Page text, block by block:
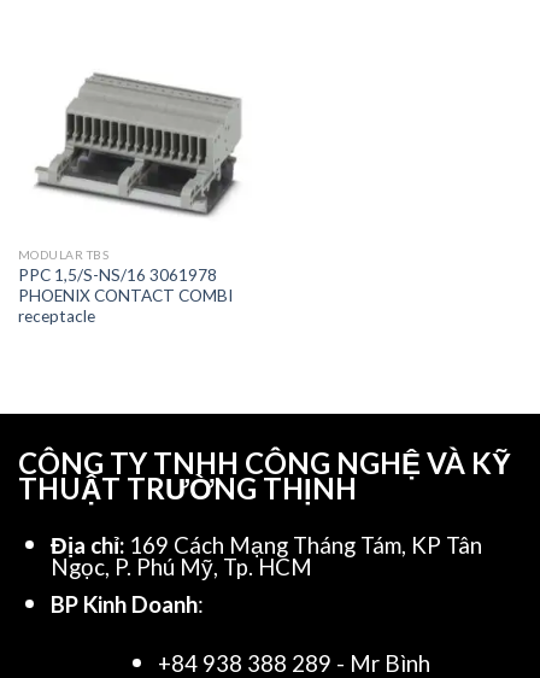
MODULAR TBS
PPC 1,5/S-NS/16 3061978
PHOENIX CONTACT COMBI
receptacle
CÔNG TY TNHH CÔNG NGHỆ VÀ KỸ
THUẬT TRƯỜNG THỊNH
Địa chỉ: 169 Cách Mạng Tháng Tám, KP Tân
Ngọc, P. Phú Mỹ, Tp. HCM
BP Kinh Doanh:
+84 938 388 289 - Mr Bình